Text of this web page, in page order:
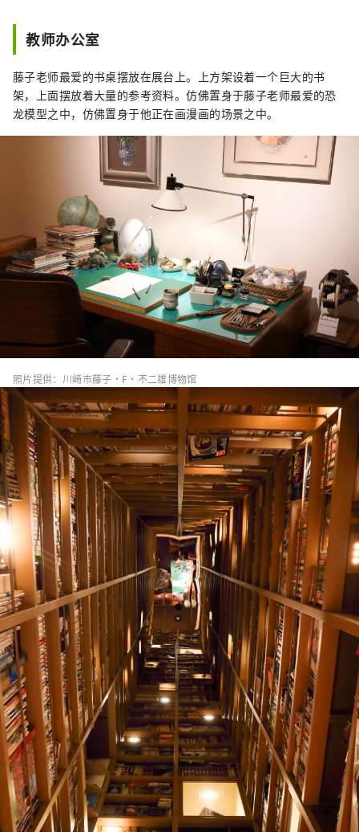
教师办公室
藤子老师最爱的书桌摆放在展台上。上方架设着一个巨大的书
架，上面摆放着大量的参考资料。仿佛置身于藤子老师最爱的恐
龙模型之中，仿佛置身于他正在画漫画的场景之中。
照片提供：川崎市藤子·F·不二雄博物馆